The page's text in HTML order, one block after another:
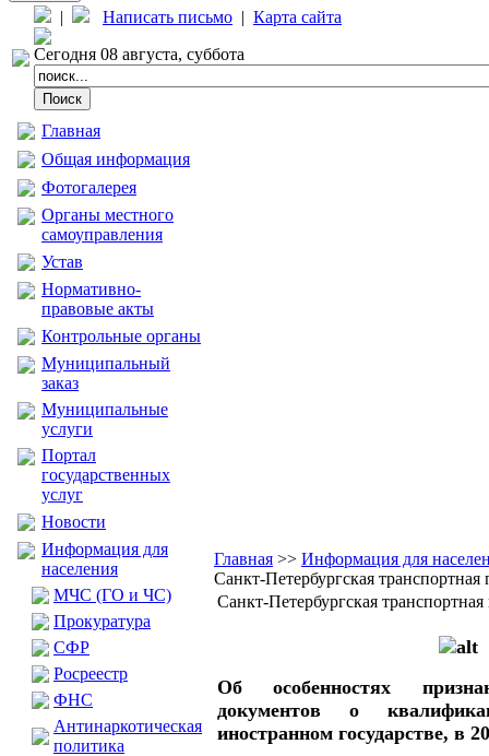
| Написать письмо | Карта сайта
Сегодня 08 августа, суббота
Главная
Общая информация
Фотогалерея
Органы местного
самоуправления
Устав
Нормативно-
правовые акты
Контрольные органы
Муниципальный
заказ
Муниципальные
услуги
Портал
государственных
услуг
Новости
Информация для
населения
МЧС (ГО и ЧС)
Прокуратура
CФР
Росреестр
ФНС
Антинаркотическая
политика
Главная >> Информация для
Санкт-Петербургская транспортная
Санкт-Петербургская транспортная
Об особенностях
документов о
иностранном государстве, в